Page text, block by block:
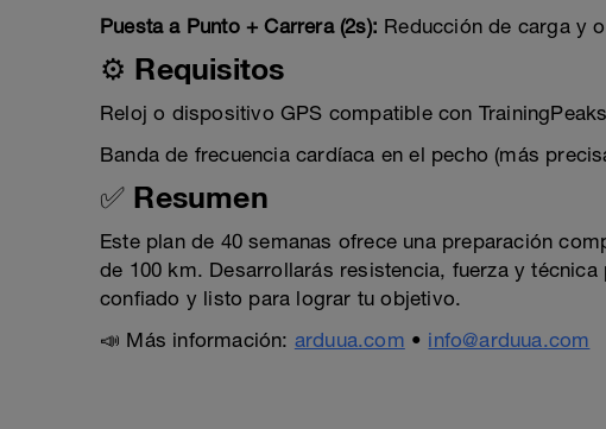
Puesta a Punto + Carrera (2s): Reducción de carga y
⚙️ Requisitos
Reloj o dispositivo GPS compatible con
Banda de frecuencia cardíaca en el pecho (más
✅ Resumen
Este plan de 40 semanas ofrece una preparación
de 100 km. Desarrollarás resistencia, fuerza y
confiado y listo para lograr tu objetivo.
📣 Más información: arduua.com • info@arduua.com